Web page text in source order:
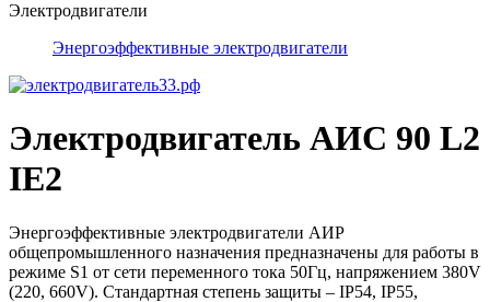
Электродвигатели
Энергоэффективные электродвигатели
Электродвигатель АИС 90 L2
IE2
Энергоэффективные электродвигатели АИР
общепромышленного назначения предназначены для работы в
режиме S1 от сети переменного тока 50Гц, напряжением 380V
(220, 660V). Стандартная степень защиты – IP54, IP55,